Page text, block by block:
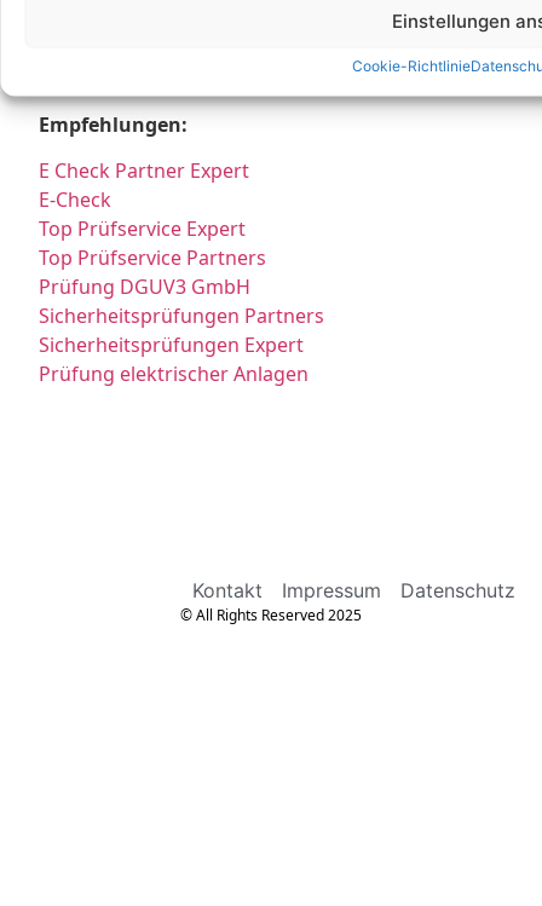
Einstellungen
Cookie-Richtlinie
Empfehlungen:
E Check Partner Expert
E-Check
Top Prüfservice Expert
Top Prüfservice Partners
Prüfung DGUV3 GmbH
Sicherheitsprüfungen Partners
Sicherheitsprüfungen Expert
Prüfung elektrischer Anlagen
Kontakt Impressum Datenschutz
© All Rights Reserved 2025